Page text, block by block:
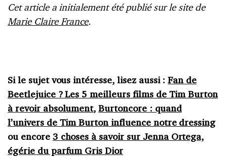
Cet article a initialement été publié sur le site de
Marie Claire France.
Si le sujet vous intéresse, lisez aussi :Fan de
Beetlejuice ? Les 5 meilleurs films de Tim Burton
à revoir absolument,Burtoncore : quand
l’univers de Tim Burton influence notre dressing
ou encore 3 choses à savoir sur Jenna Ortega,
égérie du parfum Gris Dior